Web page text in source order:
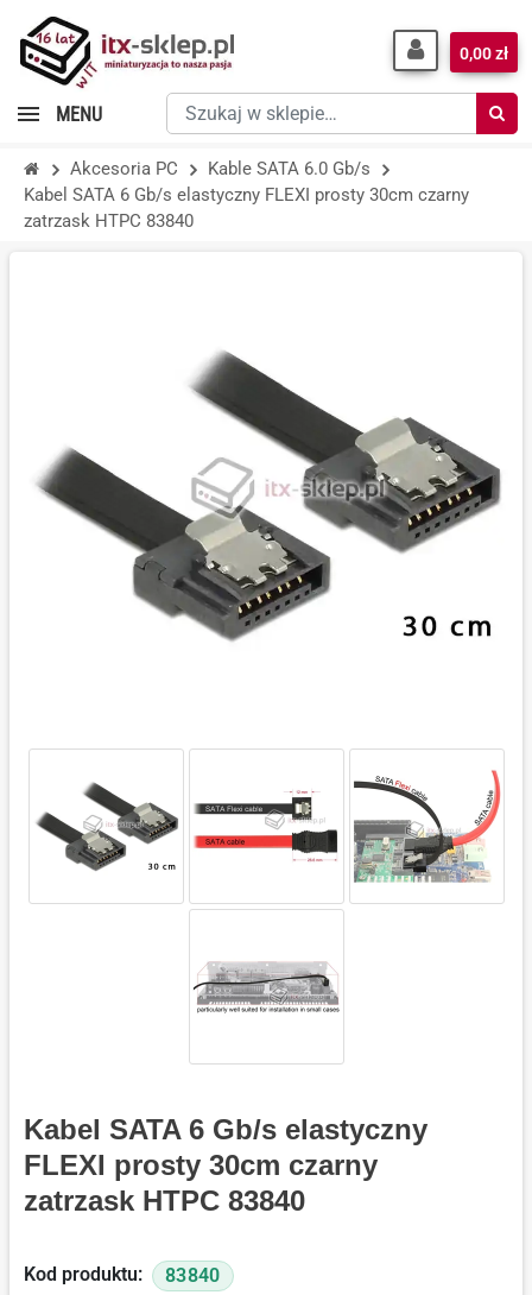
Szukaj
w
sklepie…
0,00 zł
MENU
Akcesoria PC
Kable SATA 6.0 Gb/s
Kabel SATA 6 Gb/s elastyczny FLEXI prosty 30cm czarny
zatrzask HTPC 83840
Kabel SATA 6 Gb/s elastyczny
FLEXI prosty 30cm czarny
zatrzask HTPC 83840
Kod produktu: 83840